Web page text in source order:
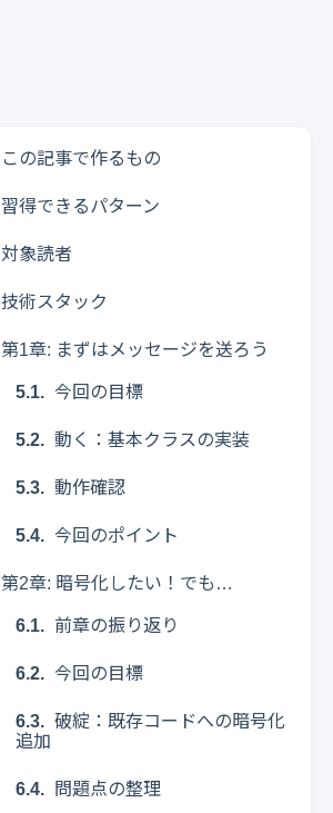
この記事で作るもの
習得できるパターン
対象読者
技術スタック
第1章: まずはメッセージを送ろう
今回の目標
動く：基本クラスの実装
動作確認
今回のポイント
第2章: 暗号化したい！でも…
前章の振り返り
今回の目標
破綻：既存コードへの暗号化
追加
問題点の整理